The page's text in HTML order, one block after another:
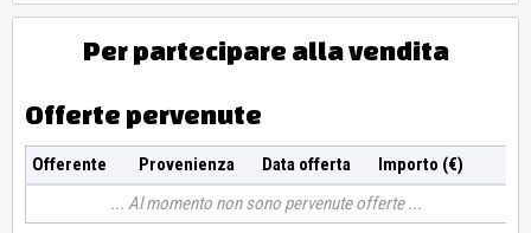
Per partecipare alla vendita
Offerte pervenute
Offerente Provenienza Data offerta
Importo (€)
Al momento non sono pervenute offerte